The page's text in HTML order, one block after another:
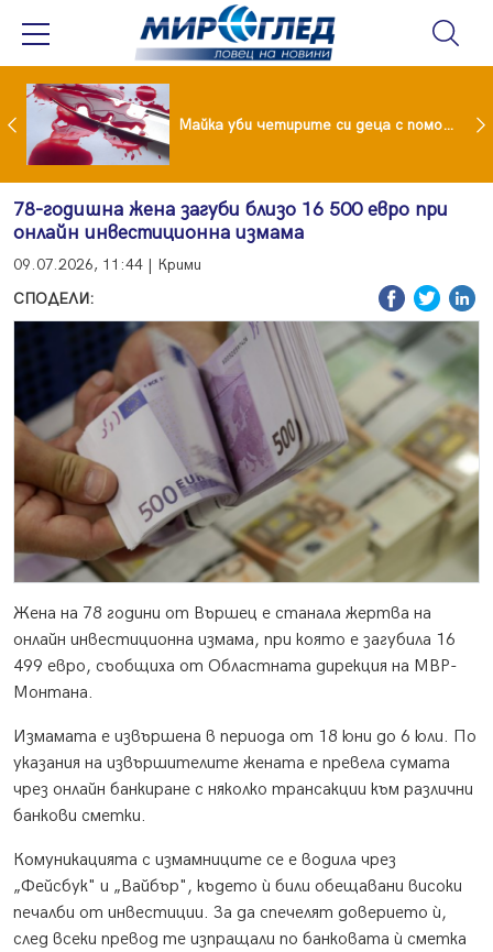
Проф.Кантарджиев: Пазете се от комарите и полово предаваните инфекции Майка уби четирите си деца с помощта на баба им, след което се самоуби
78-годишна жена загуби близо 16 500 евро при
онлайн инвестиционна измама
09.07.2026, 11:44 | Крими
СПОДЕЛИ:
Жена на 78 години от Вършец е станала жертва на
онлайн инвестиционна измама, при която е загубила 16
499 евро, съобщиха от Областната дирекция на МВР-
Монтана.
Измамата е извършена в периода от 18 юни до 6 юли. По
указания на извършителите жената е превела сумата
чрез онлайн банкиране с няколко трансакции към различни
банкови сметки.
Комуникацията с измамниците се е водила чрез
„Фейсбук" и „Вайбър", където ѝ били обещавани високи
печалби от инвестиции. За да спечелят доверието ѝ,
след всеки превод те изпращали по банковата ѝ сметка